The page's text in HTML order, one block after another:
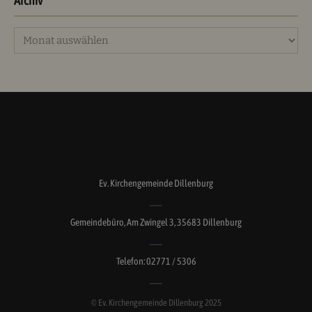
Archiv
Ev. Kirchengemeinde Dillenburg
Gemeindebüro, Am Zwingel 3, 35683 Dillenburg
Telefon: 02771 / 5306
© Ev. Kirchengemeinde Dillenburg 2025